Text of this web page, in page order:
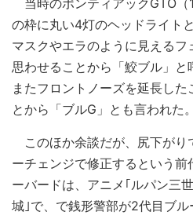
の枠に丸い4灯のヘッドライト
マスクやエラのように見える
思わせることから「鮫ブル」と
またフロントノーズを延長した
とから「ブルG」とも言われた。
このほか余談だが、尻下がり
ーチェンジで修正するという
ーバードは、アニメ｢ルパン三
城｣で、で銭形警部が2代目ブ